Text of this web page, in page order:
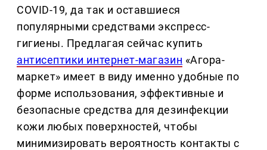
COVID-19, да так и оставшиеся
популярными средствами экспресс-
гигиены. Предлагая сейчас купить
антисептики интернет-магазин «Агора-
маркет» имеет в виду именно удобные по
форме использования, эффективные и
безопасные средства для дезинфекции
кожи любых поверхностей, чтобы
минимизировать вероятность контакты с